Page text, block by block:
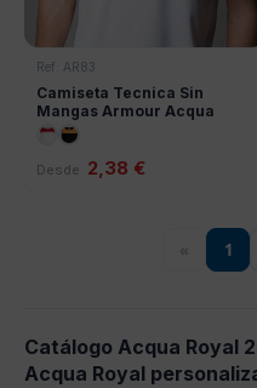
Ref: AR83
Camiseta Tecnica Sin
Mangas Armour Acqua
Royal
Desde 2,38 €
1
Catálogo Acqua Royal
Acqua Royal